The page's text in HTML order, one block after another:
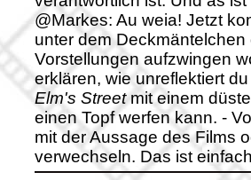
@Markes: Au weia! Jetzt
unter dem
Vorstellungen aufzwingen
erklären, wie unreflektiert
Elm's Streetmit einem
einen Topf werfen kann. -
mit der Aussage des Films
verwechseln. Das ist